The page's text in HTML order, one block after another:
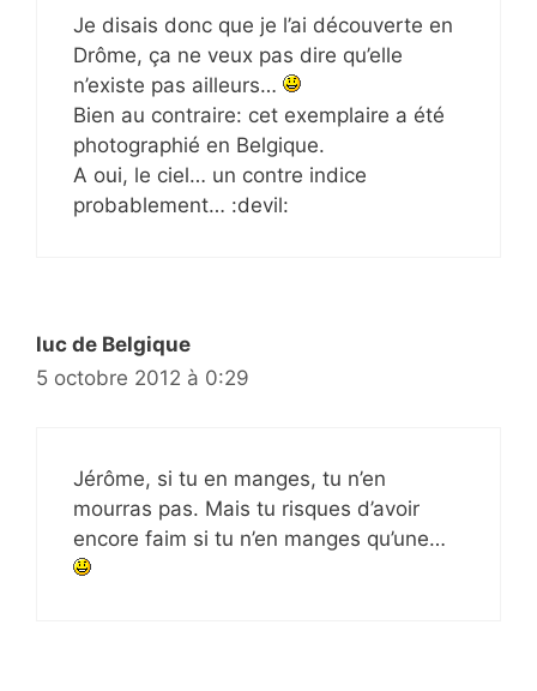
Je disais donc que je l’ai découverte en
Drôme, ça ne veux pas dire qu’elle
n’existe pas ailleurs…
Bien au contraire: cet exemplaire a été
photographié en Belgique.
A oui, le ciel… un contre indice
probablement… :devil:
luc de Belgique
5 octobre 2012 à 0:29
Jérôme, si tu en manges, tu n’en
mourras pas. Mais tu risques d’avoir
encore faim si tu n’en manges qu’une…